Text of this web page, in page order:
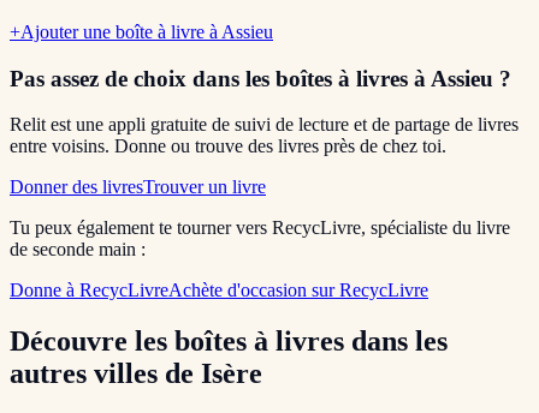
+Ajouter une boîte à livre à Assieu
Pas assez de choix dans les boîtes à livres à Assieu ?
Relit est une appli gratuite de suivi de lecture et de partage de livres
entre voisins. Donne ou trouve des livres près de chez toi.
Donner des livresTrouver un livre
Tu peux également te tourner vers RecycLivre, spécialiste du livre
de seconde main :
Donne à RecycLivreAchète d'occasion sur RecycLivre
Découvre les boîtes à livres dans les
autres villes de Isère